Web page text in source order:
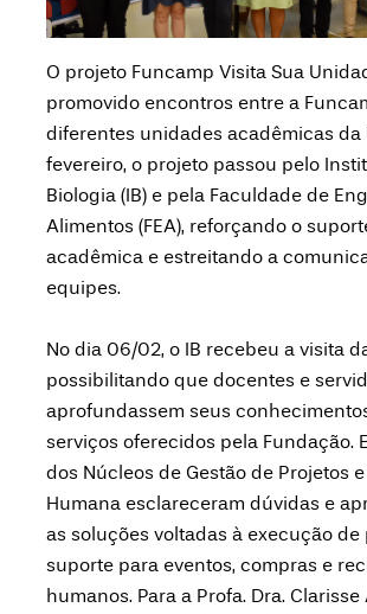
O projeto Funcamp Visita Sua
promovido encontros entre a
diferentes unidades acadêmicas da
fevereiro, o projeto passou pelo
Biologia (IB) e pela Faculdade de
Alimentos (FEA), reforçando o
acadêmica e estreitando a
equipes.
No dia 06/02, o IB recebeu a visita
possibilitando que docentes e
aprofundassem seus
serviços oferecidos pela Fundação.
dos Núcleos de Gestão de Projetos
Humana esclareceram dúvidas e
as soluções voltadas à execução de
suporte para eventos, compras e
humanos. Para a Profa. Dra. Clarisse